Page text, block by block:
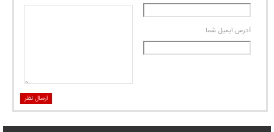
آدرس ايميل شما
ارسال نظر